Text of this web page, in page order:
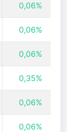
0,06%
0,06%
0,06%
0,35%
0,06%
0,06%